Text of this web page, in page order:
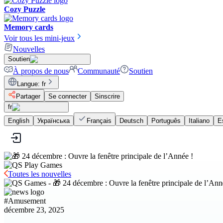
Cozy Puzzle
Memory cards
Voir tous les mini-jeux
Nouvelles
Soutien
À propos de nous Communauté Soutien
Langue: fr
Partager
Se connecter
Sinscrire
fr
English
Українська Français Deutsch Português Italiano
Toutes les nouvelles
#Amusement
décembre 23, 2025